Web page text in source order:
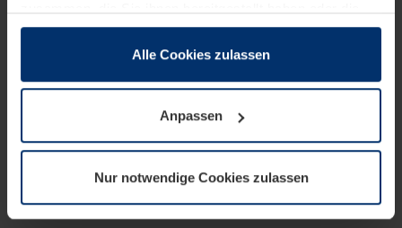
sie im Rahmen Ihrer Nutzung der Dienste gesammelt
wenn diese für den Betrieb dieser Seite unbedingt
notwendig sind. Für alle anderen Cookie-Typen benötigen
wir Ihre Erlaubnis. Ihre Einwilligung können Sie jederzeit
Datenschutzerklärungunserer Website ändern oder
widerrufen.
Alle Cookies zulassen
Anpassen
Nur notwendige Cookies zulassen